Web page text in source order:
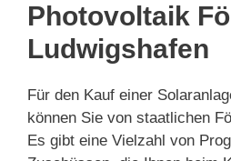
Photovoltaik
Ludwigshafen
Für den Kauf einer
können Sie von staatlichen
Es gibt eine Vielzahl von